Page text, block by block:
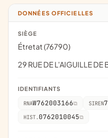
DONNÉES OFFICIELLES
SIÈGE
Étretat (76790)
29 RUE DE L'AIGUILLE
IDENTIFIANTS
RNAW762003166 SIREN
HIST. 0762010045